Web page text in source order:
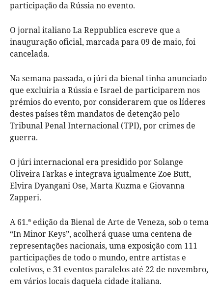
participação da Rússia no evento.
O jornal italiano La Reppublica escreve que a
inauguração oficial, marcada para 09 de maio, foi
cancelada.
Na semana passada, o júri da bienal tinha anunciado
que excluiria a Rússia e Israel de participarem nos
prémios do evento, por considerarem que os líderes
destes países têm mandatos de detenção pelo
Tribunal Penal Internacional (TPI), por crimes de
guerra.
O júri internacional era presidido por Solange
Oliveira Farkas e integrava igualmente Zoe Butt,
Elvira Dyangani Ose, Marta Kuzma e Giovanna
Zapperi.
A 61.ª edição da Bienal de Arte de Veneza, sob o tema
“In Minor Keys”, acolherá quase uma centena de
representações nacionais, uma exposição com 111
participações de todo o mundo, entre artistas e
coletivos, e 31 eventos paralelos até 22 de novembro,
em vários locais daquela cidade italiana.